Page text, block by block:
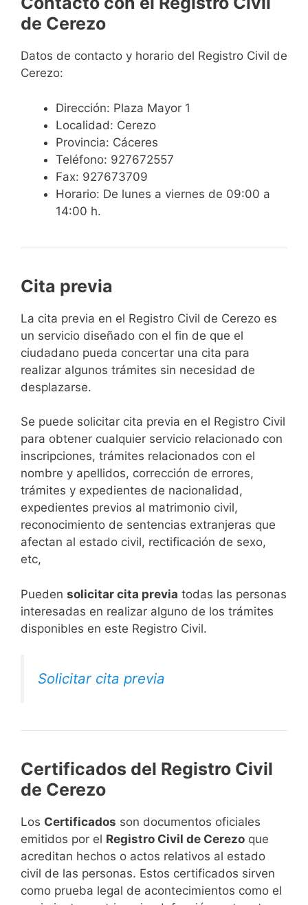
de Cerezo
Datos de contacto y horario del Registro Civil de
Cerezo:
Dirección: Plaza Mayor 1
Localidad: Cerezo
Provincia: Cáceres
Teléfono: 927672557
Fax: 927673709
Horario: De lunes a viernes de 09:00 a
14:00 h.
Cita previa
​​​​​​​​​​​​​​​​​​​​​​​​​​​​La cita previa en el Registro Civil de Cerezo es
un servicio diseñado con el fin de que el
ciudadano pueda concertar una cita para
realizar algunos trámites sin necesidad de
desplazarse.​
Se puede solicitar cita previa en el Registro Civil
para obtener cualquier servicio relacionado con
inscripciones, trámites relacionados con el
nombre y apellidos, corrección de errores,
trámites y expedientes de nacionalidad,
expedientes previos al matrimonio civil,
reconocimiento de sentencias extranjeras que
afectan al estado civil, rectificación de sexo,
etc,
​Pueden solicitar cita previa todas las personas
interesadas en realizar alguno de los trámites
disponibles en este Registro Civil.​
Solicitar cita previa
Certificados del Registro Civil
de Cerezo
Los Certificados son documentos oficiales
emitidos por el Registro Civil de Cerezo que
acreditan hechos o actos relativos al estado
civil de las personas. Estos certificados sirven
como prueba legal de acontecimientos como el